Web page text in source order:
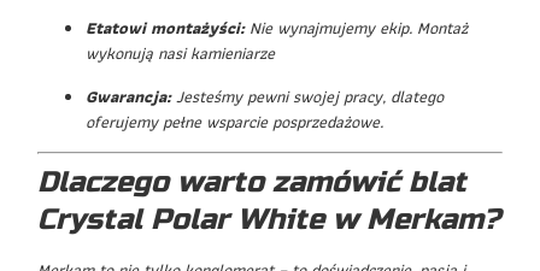
Etatowi montażyści:Nie wynajmujemy ekip. Montaż
wykonują nasi kamieniarze
Gwarancja:Jesteśmy pewni swojej pracy, dlatego
oferujemy pełne wsparcie posprzedażowe.
Dlaczego warto zamówić blat
Crystal Polar White w Merkam?